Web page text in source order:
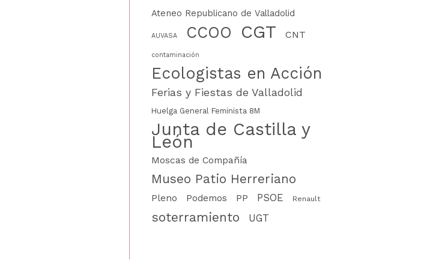
Ateneo Republicano de Valladolid
AUVASA CCOO CGT CNT
contaminación
Ecologistas en Acción
Ferias y Fiestas de Valladolid
Huelga General Feminista 8M
Junta de Castilla y
León
Moscas de Compañía
Museo Patio Herreriano
Pleno Podemos PP PSOE Renault
soterramiento UGT